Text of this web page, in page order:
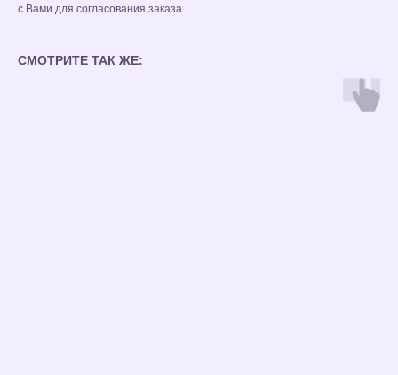
с Вами для согласования заказа.
СМОТРИТЕ ТАК ЖЕ: